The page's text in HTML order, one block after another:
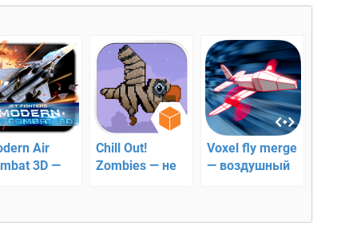
Air
3D —
Chill Out!
Zombies — не
Voxel fly merge
— воздушный